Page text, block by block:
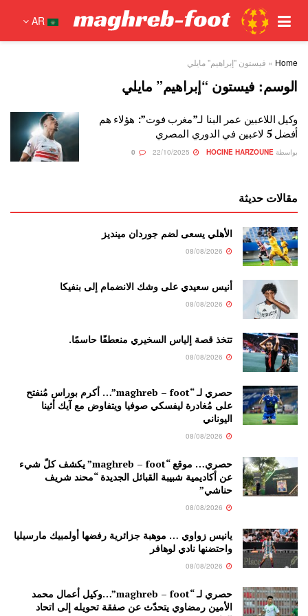
AR
Home
» فيستون "إبراهيم" مايلي
الوسم: فيستون “إبراهيم” مايلي
وكيل اللاعبين عمر البنا لـ”مغرب فوت”: هؤلاء هم
أفضل 5 لاعبين في الدوري المصري
بواسطة HOCINE HARZOUNE
مقالات حديثة
الأهلي يسعى لضم جوردان مينديز
أنيس سعيدي على وشك الانضمام إلى بنفيكا
تتخذ قصة إلياس السخيري منعطفًا حاسمًا.
حصري لـ “maghreb – foot”… أكرم بوراس مُنفتح
على مُغادرة ليفسكي صوفيا ويتفاوض مع آيك أثينا
اليوناني
حصري… موقع “maghreb – foot” يكشف كلّ شيء
عن أكاديمية شبيبة القبائل الجديدة “محند شريف
حناشي”
يانيس زواوي … موهبة جزائرية رفضها أولمبيك مارسيليا
واحتضنها نادي لوهافر
حصري لـ “maghreb – foot”…وكيل أعمال محمد
الأمين رمضاوي يتحدّث عن صفقة تحويله إلى اتحاد